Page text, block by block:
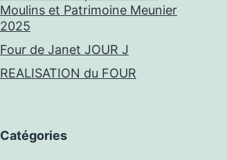
Moulins et Patrimoine Meunier
2025
Four de Janet JOUR J
REALISATION du FOUR
Catégories